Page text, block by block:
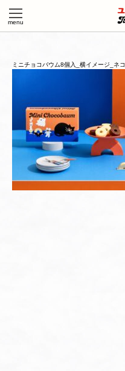
ミニチョコバウム8個入_横イメージ_ネコ